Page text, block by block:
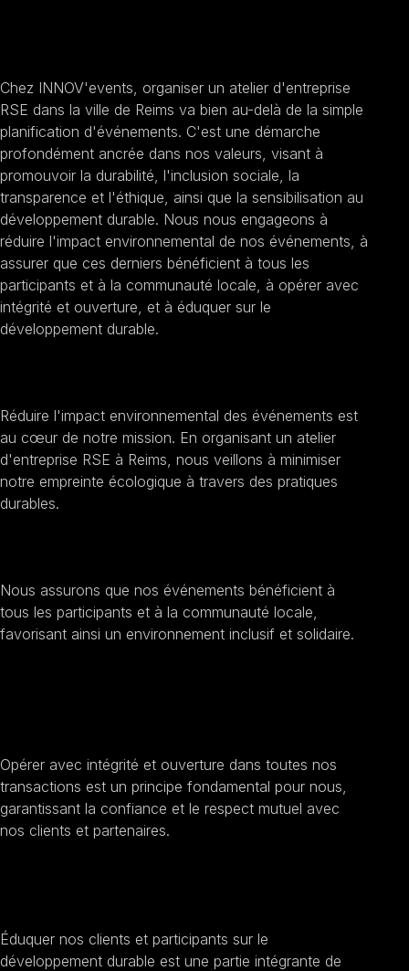
Chez INNOV'events, organiser un atelier d'entreprise
RSE dans la ville de Reims va bien au-delà de la simple
planification d'événements. C'est une démarche
profondément ancrée dans nos valeurs, visant à
promouvoir la durabilité, l'inclusion sociale, la
transparence et l'éthique, ainsi que la sensibilisation au
développement durable. Nous nous engageons à
réduire l'impact environnemental de nos événements, à
assurer que ces derniers bénéficient à tous les
participants et à la communauté locale, à opérer avec
intégrité et ouverture, et à éduquer sur le
développement durable.
Réduire l'impact environnemental des événements est
au cœur de notre mission. En organisant un atelier
d'entreprise RSE à Reims, nous veillons à minimiser
notre empreinte écologique à travers des pratiques
durables.
Nous assurons que nos événements bénéficient à
tous les participants et à la communauté locale,
favorisant ainsi un environnement inclusif et solidaire.
Opérer avec intégrité et ouverture dans toutes nos
transactions est un principe fondamental pour nous,
garantissant la confiance et le respect mutuel avec
nos clients et partenaires.
Éduquer nos clients et participants sur le
développement durable est une partie intégrante de